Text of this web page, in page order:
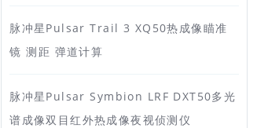
脉冲星Pulsar Trail 3 XQ50热成像瞄准
镜 测距 弹道计算
脉冲星Pulsar Symbion LRF DXT50多光
谱成像双目红外热成像夜视侦测仪